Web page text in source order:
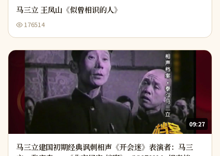
马三立 王凤山《似曾相识的人》
176514
09:27
马三立建国初期经典讽刺相声《开会迷》表演者：马三